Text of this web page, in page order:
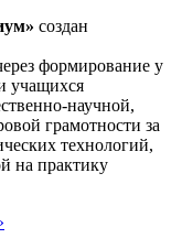
создан
формирование у
учащихся
научной,
грамотности за
технологий,
на практику